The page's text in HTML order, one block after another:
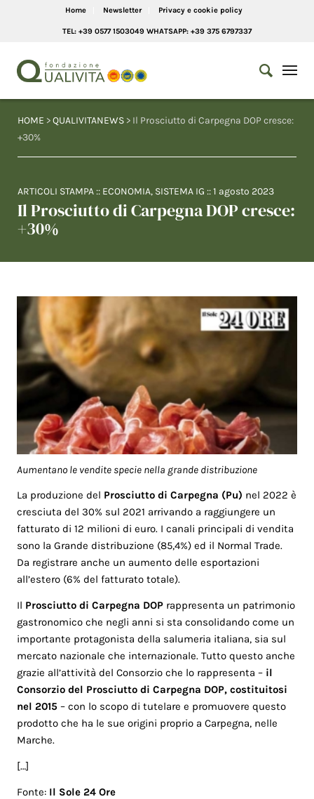
Home Newsletter Privacy e cookie policy
TEL: +39 0577 1503049 WHATSAPP: +39 375 6797337
HOME >QUALIVITANEWS > Il Prosciutto di Carpegna DOP cresce:
+30%
ARTICOLI STAMPA :: ECONOMIA, SISTEMA IG ::1 agosto 2023
Il Prosciutto di Carpegna DOP cresce:
+30%
Aumentano le vendite specie nella grande distribuzione
La produzione del Prosciutto di Carpegna (Pu) nel 2022 è
cresciuta del 30% sul 2021 arrivando a raggiungere un
fatturato di 12 milioni di euro. I canali principali di vendita
sono la Grande distribuzione (85,4%) ed il Normal Trade.
Da registrare anche un aumento delle esportazioni
all’estero (6% del fatturato totale).
Il Prosciutto di Carpegna DOP rappresenta un patrimonio
gastronomico che negli anni si sta consolidando come un
importante protagonista della salumeria italiana, sia sul
mercato nazionale che internazionale. Tutto questo anche
grazie all’attività del Consorzio che lo rappresenta – il
Consorzio del Prosciutto di Carpegna DOP, costituitosi
nel 2015– con lo scopo di tutelare e promuovere questo
prodotto che ha le sue origini proprio a Carpegna, nelle
Marche.
[…]
Fonte: Il Sole 24 Ore